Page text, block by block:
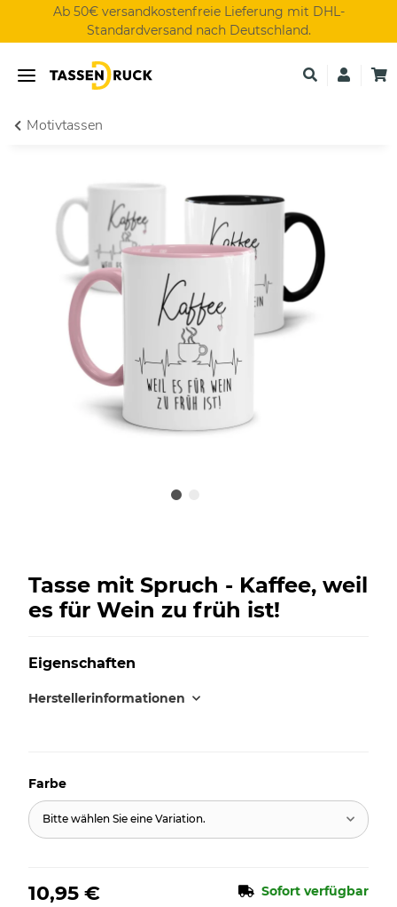
Ab 50€ versandkostenfreie Lieferung mit DHL-
Standardversand nach Deutschland.
Motivtassen
Tasse mit Spruch - Kaffee, weil
es für Wein zu früh ist!
Eigenschaften
Herstellerinformationen
Farbe
Bitte wählen Sie eine Variation.
10,95 € Sofort verfügbar